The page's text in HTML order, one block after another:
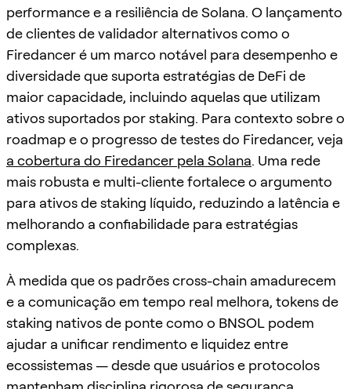
performance e a resiliência de Solana. O lançamento
de clientes de validador alternativos como o
Firedancer é um marco notável para desempenho e
diversidade que suporta estratégias de DeFi de
maior capacidade, incluindo aquelas que utilizam
ativos suportados por staking. Para contexto sobre o
roadmap e o progresso de testes do Firedancer, veja
a cobertura do Firedancer pela Solana. Uma rede
mais robusta e multi-cliente fortalece o argumento
para ativos de staking líquido, reduzindo a latência e
melhorando a confiabilidade para estratégias
complexas.
À medida que os padrões cross-chain amadurecem
e a comunicação em tempo real melhora, tokens de
staking nativos de ponte como o BNSOL podem
ajudar a unificar rendimento e liquidez entre
ecossistemas — desde que usuários e protocolos